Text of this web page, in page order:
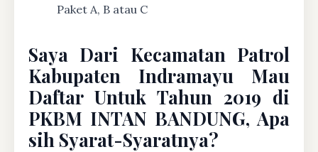
Paket A, B atau C
Saya Dari Kecamatan Patrol
Kabupaten Indramayu Mau
Daftar Untuk Tahun 2019 di
PKBM INTAN BANDUNG, Apa
sih Syarat-Syaratnya?